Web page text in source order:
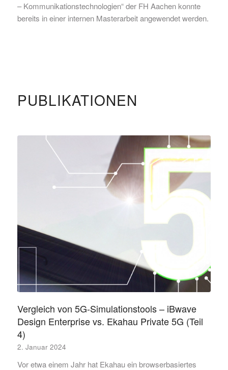
– Kommunikationstechnologien“ der FH Aachen konnte
bereits in einer internen Masterarbeit angewendet werden.
PUBLIKATIONEN
Vergleich von 5G-Simulationstools – iBwave
Design Enterprise vs. Ekahau Private 5G (Teil
4)
2. Januar 2024
Vor etwa einem Jahr hat Ekahau ein browserbasiertes